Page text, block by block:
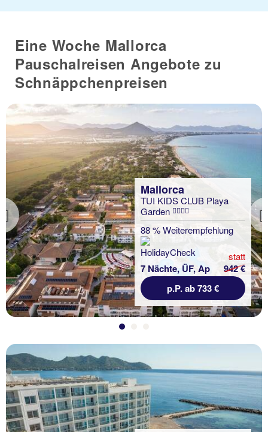
Eine Woche Mallorca
Pauschalreisen Angebote zu
Schnäppchenpreisen
Previous
Mallorca
TUI KIDS CLUB Playa
Garden
88 % Weiterempfehlung
7 Nächte, ÜF, Ap
statt
942 €
p.P. ab 733 €